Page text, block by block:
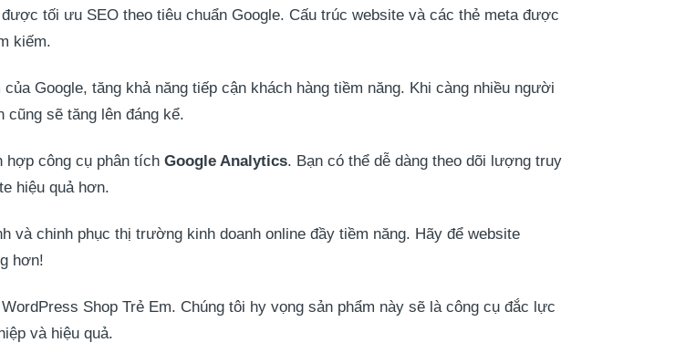
tối ưu SEO theo tiêu chuẩn Google. Cấu trúc website và các thẻ meta được
kiếm.
Google, tăng khả năng tiếp cận khách hàng tiềm năng. Khi càng nhiều người
cũng sẽ tăng lên đáng kể.
hợp công cụ phân tích Google Analytics. Bạn có thể dễ dàng theo dõi lượng truy
hiệu quả hơn.
và chinh phục thị trường kinh doanh online đầy tiềm năng. Hãy để website
hơn!
Shop Trẻ Em. Chúng tôi hy vọng sản phẩm này sẽ là công cụ đắc lực
và hiệu quả.